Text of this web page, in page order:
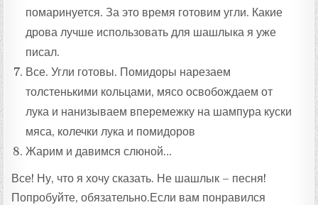
помаринуется. За это время готовим угли. Какие
дрова лучше использовать для шашлыка я уже
писал.
Все. Угли готовы. Помидоры нарезаем
толстенькими кольцами, мясо освобождаем от
лука и нанизываем вперемежку на шампура куски
мяса, колечки лука и помидоров
Жарим и давимся слюной…
Все! Ну, что я хочу сказать. Не шашлык – песня!
Попробуйте, обязательно.Если вам понравился